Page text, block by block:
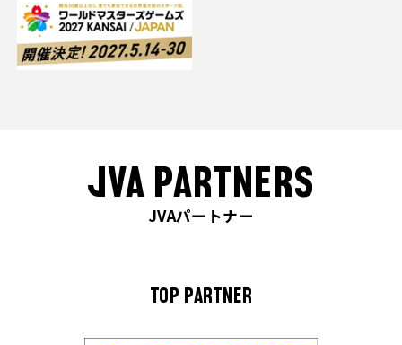
JVA PARTNERS
JVAパートナー
TOP PARTNER